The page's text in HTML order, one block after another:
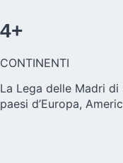
4+
CONTINENTI
La Lega delle Madri
paesi d’Europa,